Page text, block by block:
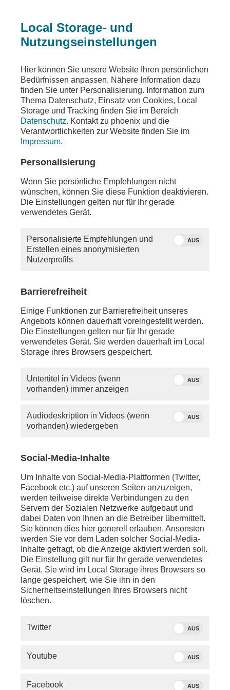
Friedenskonferenz
375 Jahre Westfälischer Frieden
Am Freitag, den 15. September 2023 jährt sich der
1648 in Münster und Osnabrück den
Bundesverteidigungsminister Boris Pistorius
(SPD).
Westfälische Friedenskonferenz 2023
u.a. mit
Armin Laschet
(CDU), Bundesverteidigungsminister
und eine Expert:innenrunde zur "P
Weltmächte: Europas Rolle in der Welt 2030".
Westfälische Friedenskonferenz 2023
An Diskussionen nehmen unter anderem der frühere
einstige Leiter der Münchner Sicherheitskonferenz,
Wolfgang Ischinger, teil. Nordrhein-Westfalens
von Kiews Bürgermeister Vitali Klitschko wurde
Ministerpräsident und heutige CDU-
Bundestagsabgeordnete Armin Laschet. Im 375.
Jubiläumsjahr des Westfälischen Friedens - dieser
beendete 1648 in Münster und Osnabrück den
Dreißigjährigen Krieg - soll die eintägige
Veranstaltung auch ein Zeichen setzen.
Von phoenix mit Material von dpa
ÄHNLICHE BEITRÄGE
Local Storage- und
Nutzungseinstellungen
Hier können Sie unsere Website Ihren persönlichen
Bedürfnissen anpassen. Nähere Information dazu
finden Sie unter Personalisierung. Information zum
Thema Datenschutz, Einsatz von Cookies, Local
Storage und Tracking finden Sie im Bereich
Datenschutz. Kontakt zu phoenix und die
Verantwortlichkeiten zur Website finden Sie im
Impressum.
Personalisierung
Wenn Sie persönliche Empfehlungen nicht
wünschen, können Sie diese Funktion deaktivieren.
Die Einstellungen gelten nur für Ihr gerade
verwendetes Gerät.
Personalisierte Empfehlungen und
Erstellen eines anonymisierten
Nutzerprofils
AUS
Barrierefreiheit
Einige Funktionen zur Barrierefreiheit unseres
Angebots können dauerhaft voreingestellt werden.
Die Einstellungen gelten nur für Ihr gerade
verwendetes Gerät. Sie werden dauerhaft im Local
Storage ihres Browsers gespeichert.
Untertitel in Videos (wenn
vorhanden) immer anzeigen
AUS
Audiodeskription in Videos (wenn
vorhanden) wiedergeben
AUS
Social-Media-Inhalte
Um Inhalte von Social-Media-Plattformen (Twitter,
Facebook etc.) auf unseren Seiten anzuzeigen,
werden teilweise direkte Verbindungen zu den
Servern der Sozialen Netzwerke aufgebaut und
dabei Daten von Ihnen an die Betreiber übermittelt.
Sie können dies hier generell erlauben. Ansonsten
werden Sie vor dem Laden solcher Social-Media-
Inhalte gefragt, ob die Anzeige aktiviert werden soll.
Die Einstellung gilt nur für Ihr gerade verwendetes
Gerät. Sie wird im Local Storage ihres Browsers so
lange gespeichert, wie Sie ihn in den
Sicherheitseinstellungen Ihres Browsers nicht
löschen.
Twitter AUS
Youtube AUS
Facebook AUS